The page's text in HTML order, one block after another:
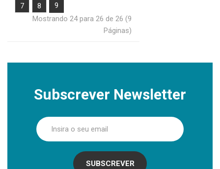
7
8
9
Mostrando 24 para 26 de 26 (9
Páginas)
Subscrever Newsletter
SUBSCREVER